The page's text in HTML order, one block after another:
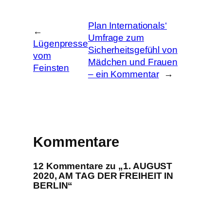
←
Lügenpresse
vom
Feinsten
Plan Internationals‘
Umfrage zum
Sicherheitsgefühl von
Mädchen und Frauen
– ein Kommentar
→
Kommentare
12 Kommentare zu „1. AUGUST
2020, AM TAG DER FREIHEIT IN
BERLIN“